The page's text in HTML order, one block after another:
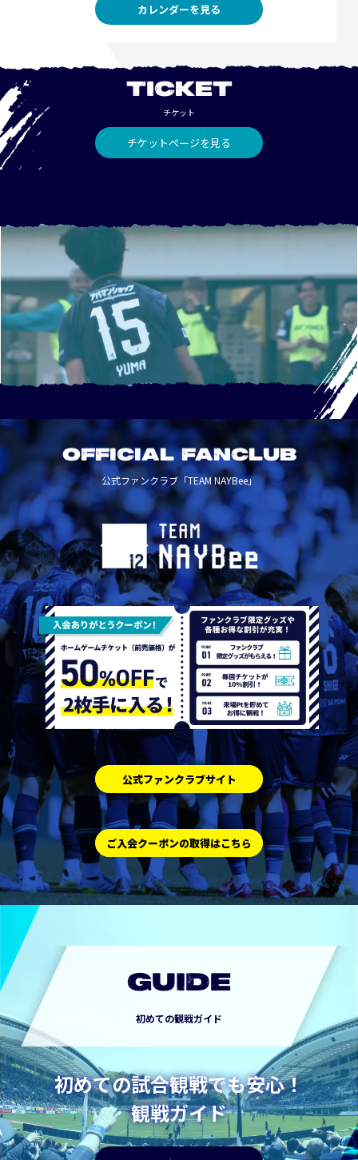
カレンダーを見る
TICKET
チケット
チケットページを見る
OFFICIAL FANCLUB
公式ファンクラブ「TEAM NAYBee」
公式ファンクラブサイト
ご入会クーポンの取得はこちら
GUIDE
初めての観戦ガイド
初めての試合観戦でも安心！
観戦ガイド